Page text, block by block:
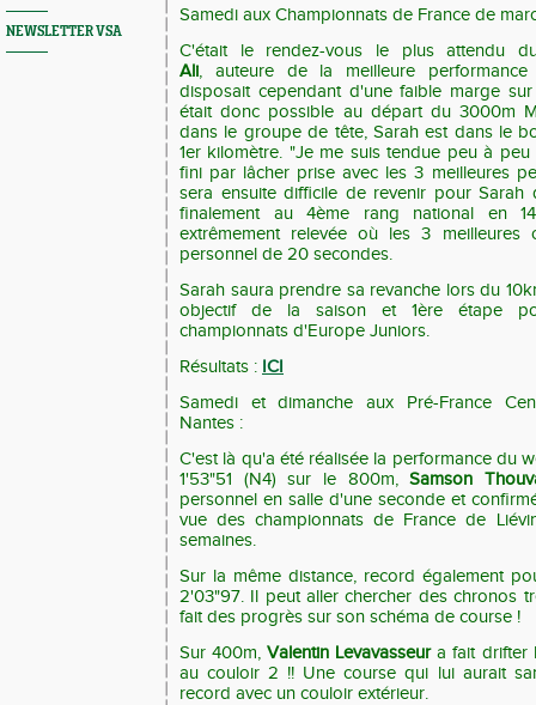
NEWSLETTER VSA
Samedi aux Championnats de France de
C'était le rendez-vous le plus attendu
Ali,
auteure de la meilleure
disposait cependant d'une faible marge
était donc possible au départ du 3000m
dans le groupe de tête, Sarah est dans le
1er kilomètre. "Je me suis tendue peu à
fini par lâcher prise avec les 3 meilleures
sera ensuite difficile de revenir pour Sarah
finalement au 4ème rang national en
extrêmement relevée où les 3 meilleures
personnel de 20 secondes.
Sarah saura prendre sa revanche lors du
objectif de la saison et 1ère étape
championnats d'Europe Juniors.
Résultats : ICI
Samedi et dimanche aux Pré-France
Nantes :
C'est là qu'a été réalisée la performance du
1'53"51 (N4) sur le 800m,Samson
personnel en salle d'une seconde et
vue des championnats de France de
semaines.
Sur la même distance, record également
2'03"97. Il peut aller chercher des chronos
fait des progrès sur son schéma de course !
Sur 400m, Valentin Levavasseura fait drifter
au couloir 2 !! Une course qui lui aurait
record avec un couloir extérieur.